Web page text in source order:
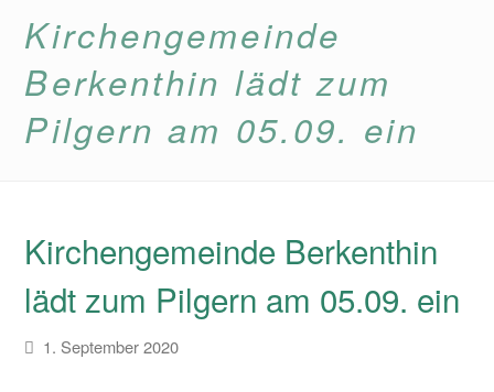
Kirchengemeinde
Berkenthin lädt zum
Pilgern am 05.09. ein
Kirchengemeinde Berkenthin
lädt zum Pilgern am 05.09. ein
1. September 2020